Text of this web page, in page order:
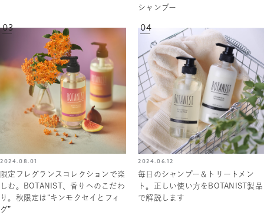
シャンプー
03
2024.08.01
限定フレグランスコレクションで楽
しむ。BOTANIST、香りへのこだわ
り。秋限定は“キンモクセイとフィ
グ”
04
2024.06.12
毎日のシャンプー＆トリートメン
ト。正しい使い方をBOTANIST製品
で解説します